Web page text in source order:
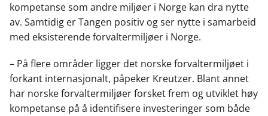
kompetanse som andre miljøer i Norge kan dra nytte
av. Samtidig er Tangen positiv og ser nytte i samarbeid
med eksisterende forvaltermiljøer i Norge.
– På flere områder ligger det norske forvaltermiljøet i
forkant internasjonalt, påpeker Kreutzer. Blant annet
har norske forvaltermiljøer forsket frem og utviklet høy
kompetanse på å identifisere investeringer som både